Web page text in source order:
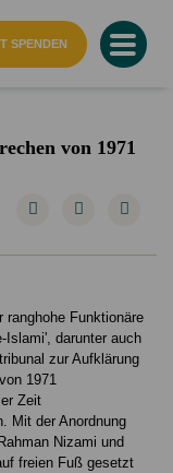
SPENDEN
von 1971
ranghohe Funktionäre
Islami', darunter auch
zur Aufklärung
1971
Zeit
Mit der Anordnung
Nizami und
freien Fuß gesetzt